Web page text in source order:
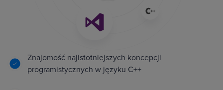
Znajomość najistotniejszych koncepcji
programistycznych w języku C++